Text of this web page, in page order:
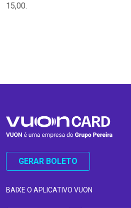
15,00.
GERAR BOLETO
BAIXE O APLICATIVO VUON